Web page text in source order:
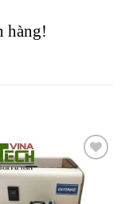
hàng!
Add to
wishlist